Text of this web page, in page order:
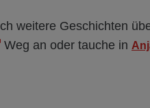
weitere Geschichten
Weg an oder tauche in